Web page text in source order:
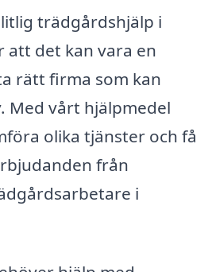
trädgårdshjälp i
att det kan vara en
rätt firma som kan
Med vårt hjälpmedel
olika tjänster och få
från
i